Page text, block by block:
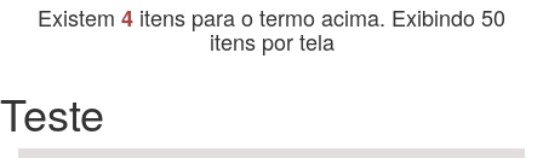
Existem 4 itens para o termo acima. Exibindo 50
itens por tela
Teste